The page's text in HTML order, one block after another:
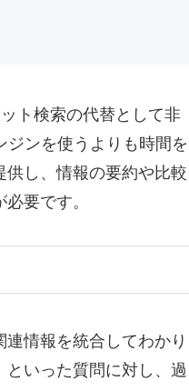
ト検索の代替として非
ンを使うよりも時間を
し、情報の要約や比較
要です。
情報を統合してわかり
いった質問に対し、過